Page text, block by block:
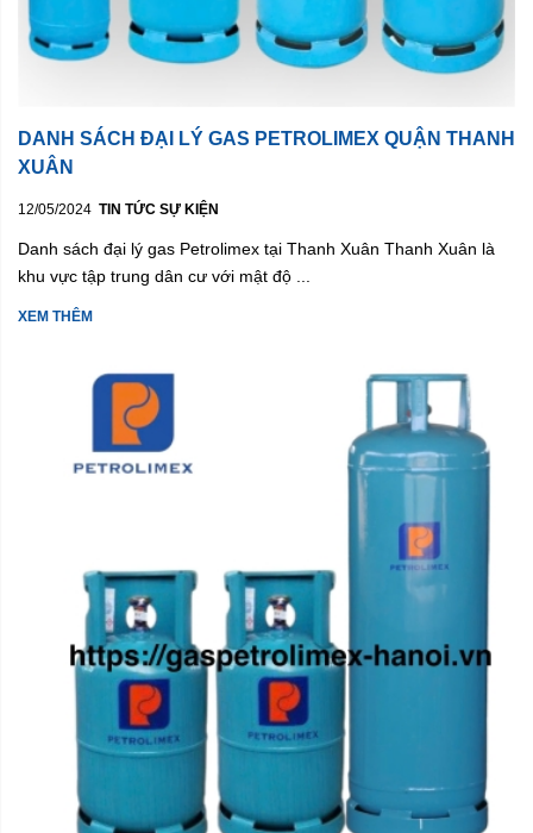
DANH SÁCH ĐẠI LÝ GAS PETROLIMEX QUẬN THANH
XUÂN
12/05/2024 TIN TỨC SỰ KIỆN
Danh sách đại lý gas Petrolimex tại Thanh Xuân Thanh Xuân là
khu vực tập trung dân cư với mật độ ...
XEM THÊM